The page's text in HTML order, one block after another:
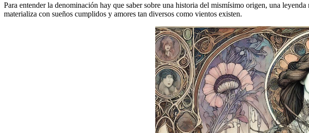
Para entender la denominación hay que saber sobre una historia del mismísimo origen, una
materializa con sueños cumplidos y amores tan diversos como vientos existen.